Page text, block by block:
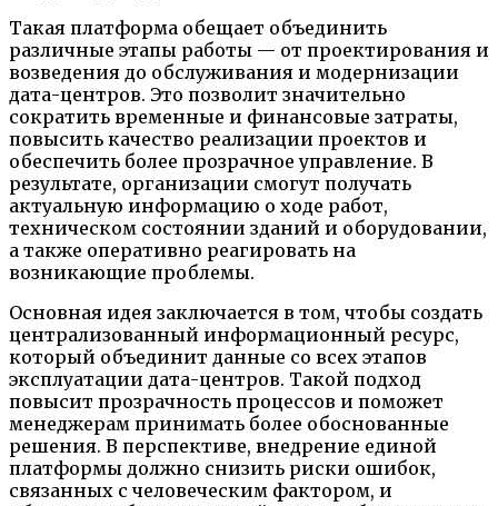
Такая платформа обещает объединить
различные этапы работы — от проектирования и
возведения до обслуживания и модернизации
дата-центров. Это позволит значительно
сократить временные и финансовые затраты,
повысить качество реализации проектов и
обеспечить более прозрачное управление. В
результате, организации смогут получать
актуальную информацию о ходе работ,
техническом состоянии зданий и оборудовании,
а также оперативно реагировать на
возникающие проблемы.
Основная идея заключается в том, чтобы создать
централизованный информационный ресурс,
который объединит данные со всех этапов
эксплуатации дата-центров. Такой подход
повысит прозрачность процессов и поможет
менеджерам принимать более обоснованные
решения. В перспективе, внедрение единой
платформы должно снизить риски ошибок,
связанных с человеческим фактором, и